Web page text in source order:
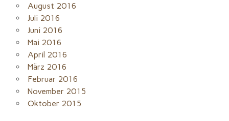
August 2016
Juli 2016
Juni 2016
Mai 2016
April 2016
März 2016
Februar 2016
November 2015
Oktober 2015